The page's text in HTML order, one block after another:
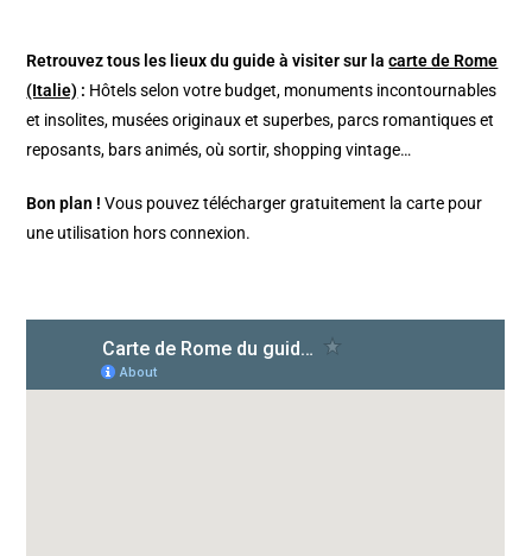
Retrouvez tous les lieux du guide à visiter sur lacarte de Rome
(Italie) : Hôtels selon votre budget, monuments incontournables
et insolites, musées originaux et superbes, parcs romantiques et
reposants, bars animés, où sortir, shopping vintage…
Bon plan ! Vous pouvez télécharger gratuitement la carte pour
une utilisation hors connexion.